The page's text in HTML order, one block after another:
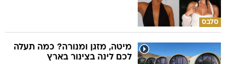
סלבס
מיטה, מזגן ומנורה? כמה תעלה
לכם לינה בצינור בארץ